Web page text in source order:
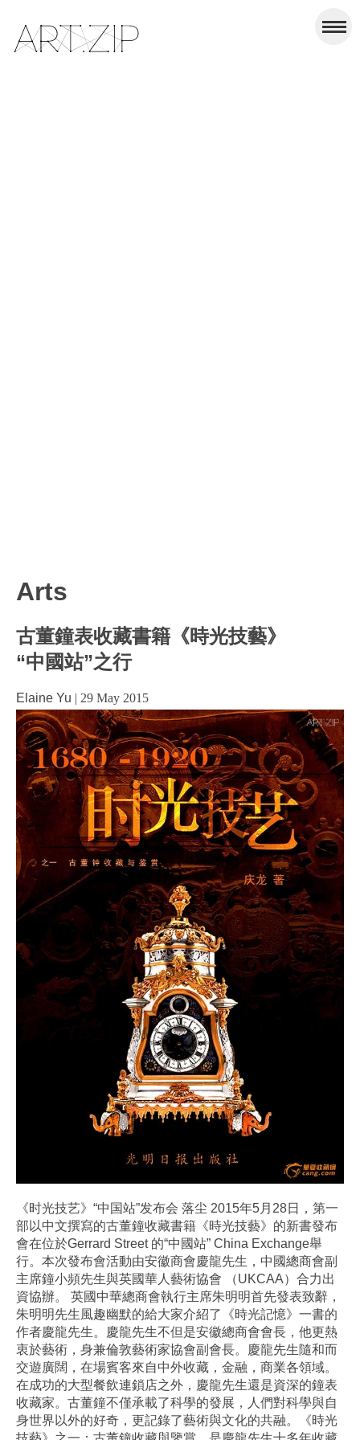
Arts
古董鐘表收藏書籍《時光技藝》
“中國站”之行
Elaine Yu | 29 May 2015
《时光技艺》“中国站”发布会 落尘 2015年5月28日，第一
部以中文撰寫的古董鐘收藏書籍《時光技藝》的新書發布
會在位於Gerrard Street 的“中國站” China Exchange舉
行。本次發布會活動由安徽商會慶龍先生，中國總商會副
主席鐘小頻先生與英國華人藝術協會 （UKCAA）合力出
資協辦。 英國中華總商會執行主席朱明明首先發表致辭，
朱明明先生風趣幽默的給大家介紹了《時光記憶》一書的
作者慶龍先生。慶龍先生不但是安徽總商會會長，他更熱
衷於藝術，身兼倫敦藝術家協會副會長。慶龍先生隨和而
交遊廣闊，在場賓客來自中外收藏，金融，商業各領域。
在成功的大型餐飲連鎖店之外，慶龍先生還是資深的鐘表
收藏家。古董鐘不僅承載了科學的發展，人們對科學與自
身世界以外的好奇，更記錄了藝術與文化的共融。《時光